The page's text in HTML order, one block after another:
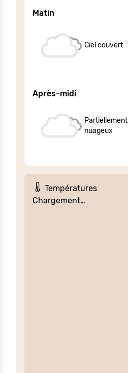
Matin
Ciel couvert
Après-midi
Partiellement
nuageux
Températures
Chargement…